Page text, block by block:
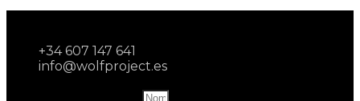
+34 607 147 641
info@wolfproject.es